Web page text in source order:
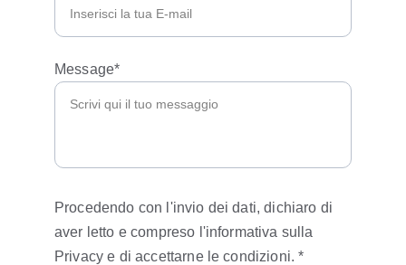
Message*
Procedendo con l'invio dei dati, dichiaro di
aver letto e compreso l'informativa sulla
Privacy e di accettarne le condizioni. *